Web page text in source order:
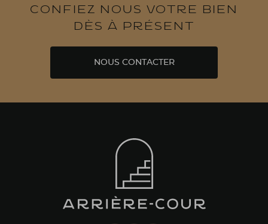
Confiez nous votre bien
dès à présent
NOUS CONTACTER